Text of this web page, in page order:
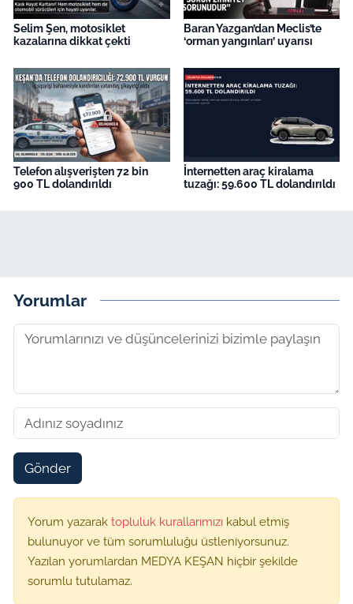
Selim Şen, motosiklet
kazalarına dikkat çekti
Baran Yazgan’dan Meclis’te
‘orman yangınları’ uyarısı
Telefon alışverişten 72 bin
900 TL dolandırıldı
İnternetten araç kiralama
tuzağı: 59.600 TL dolandırıldı
Yorumlar
Gönder
Yorum yazarak topluluk kurallarımızı kabul etmiş
bulunuyor ve tüm sorumluluğu üstleniyorsunuz.
Yazılan yorumlardan MEDYA KEŞAN hiçbir şekilde
sorumlu tutulamaz.